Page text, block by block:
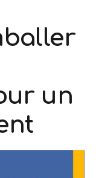
un